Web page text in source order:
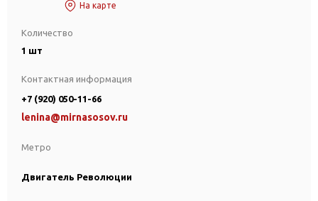
На карте
Количество
1 шт
Метро
Двигатель Революции
Контактная информация
+7 (920) 050-11-66
lenina@mirnasosov.ru